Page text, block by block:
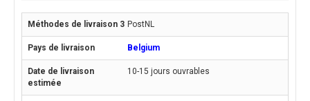
PostNL
Belgium
10-15 jours ouvrables